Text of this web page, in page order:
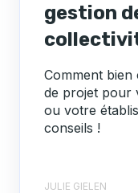
gestion
Comment bien
de projet pour
ou votre
conseils !
JULIE GIELEN